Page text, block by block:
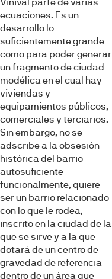
ecuaciones. Es un
desarrollo lo
suficientemente grande
como para poder generar
un fragmento de ciudad
modélica en el cual hay
viviendas y
equipamientos públicos,
comerciales y terciarios.
Sin embargo, no se
adscribe a la obsesión
histórica del barrio
autosuficiente
funcionalmente, quiere
ser un barrio relacionado
con lo que le rodea,
inscrito en la ciudad de la
que se sirve y a la que
dotará de un centro de
gravedad de referencia
dentro de un área que